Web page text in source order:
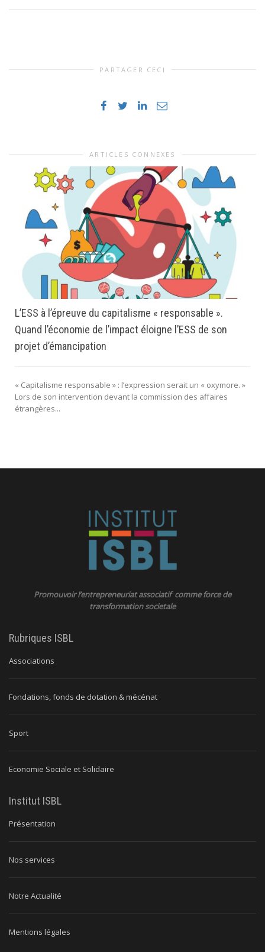
PARTAGER CECI
ARTICLES CONNEXES
L’ESS à l’épreuve du capitalisme « responsable ».
Quand l’économie de l’impact éloigne l’ESS de son
projet d’émancipation
« Capitalisme responsable » : l’expression serait un « oxymore. »
Lors de son intervention devant la commission des affaires
étrangères...
Promouvoir l’entrepreneuriat associatif comme force de
transformation societale
Rubriques ISBL
Associations
Fondations, fonds de dotation & mécénat
Sport
Economie Sociale et Solidaire
Institut ISBL
Présentation
Nos services
Notre Actualité
Mentions légales